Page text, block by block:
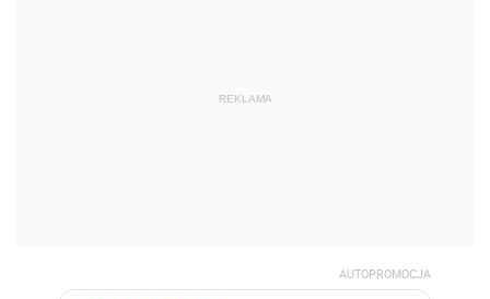
REKLAMA
AUTOPROMOCJA